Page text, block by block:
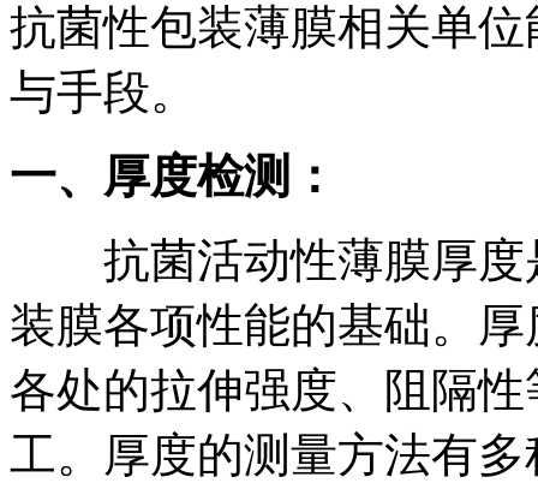
抗菌性包装薄膜相关单
与手段。
一、 厚度检测：
抗菌活动性薄膜厚度
装膜各项性能的基础。
各处的拉伸强度、阻隔
工。厚度的测量方法有